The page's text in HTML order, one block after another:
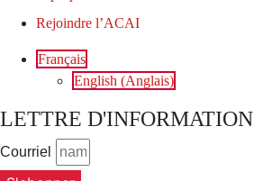
Rejoindre l’ACAI
Français
English (Anglais)
LETTRE D'INFORMATION
Courriel